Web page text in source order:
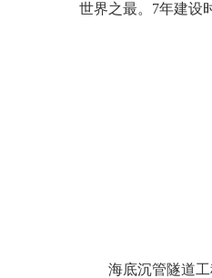
世界之最。7年建设
海底沉管隧道